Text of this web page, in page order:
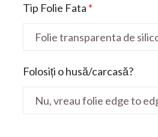
Tip Folie Fata *
Folosiți o husă/carcasă?